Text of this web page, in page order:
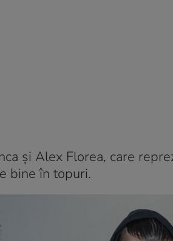
și Alex Florea, care
bine în topuri.